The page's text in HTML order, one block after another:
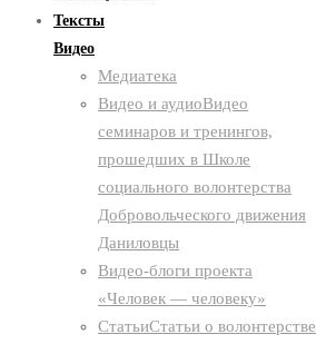
Тексты
Видео
Медиатека
Видео и аудиоВидео
семинаров и тренингов,
прошедших в Школе
социального волонтерства
Добровольческого движения
Даниловцы
Видео-блоги проекта
«Человек — человеку»
СтатьиСтатьи о волонтерстве